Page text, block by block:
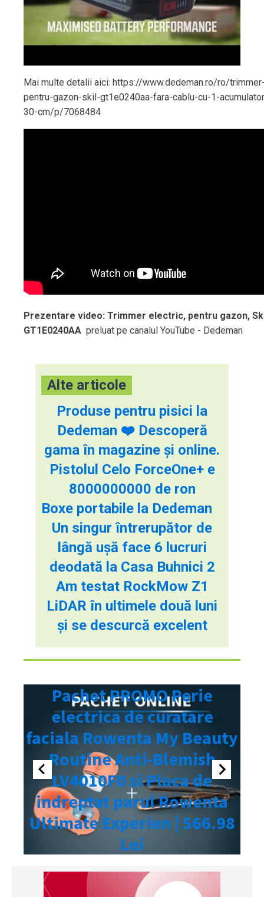
Mai multe detalii aici: https://www.dedeman.ro/ro/
pentru-gazon-skil-gt1e0240aa-fara-cablu-cu-1-
30-cm/p/7068484
Prezentare video: Trimmer electric, pentru gazon,
GT1E0240AA preluat pe canalul YouTube - Dedeman
Alte articole
Produse pentru pisici la
Dedeman ❤️ Descoperă
gama în magazine și online.
Pistolul Celo ForceOne+ e
8000000000 de ron
Boxe portabile la Dedeman
Un singur întrerupător de
lângă ușă face 6 lucruri
deodată la Casa Buhnici 2
Am testat RockMow Z1
LiDAR în ultimele două luni
și se descurcă excelent